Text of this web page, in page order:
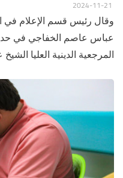
وقال رئيس قسم الإعلام في
عباس عاصم الخفاجي في
المرجعية الدينية العليا